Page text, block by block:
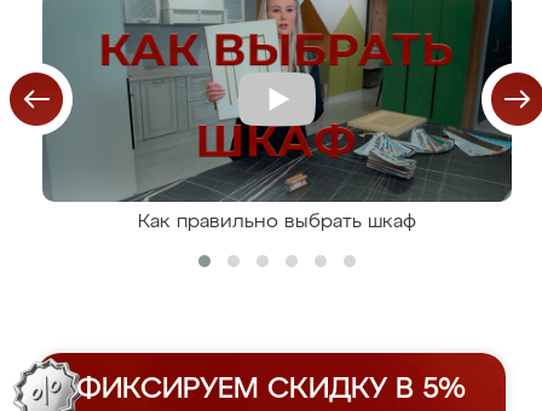
Как правильно выбрать шкаф
ФИКСИРУЕМ СКИДКУ В 5%